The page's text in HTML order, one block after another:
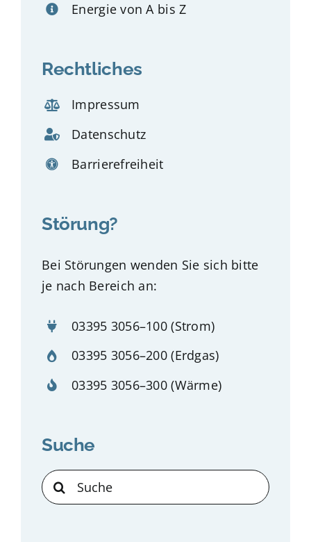
Energie von A bis Z
Rechtliches
Impressum
Datenschutz
Barrierefreiheit
Störung?
Bei Störungen wenden Sie sich bitte
je nach Bereich an:
03395 3056–100(Strom)
03395 3056–200(Erdgas)
03395 3056–300(Wärme)
Suche
Suche
nach: